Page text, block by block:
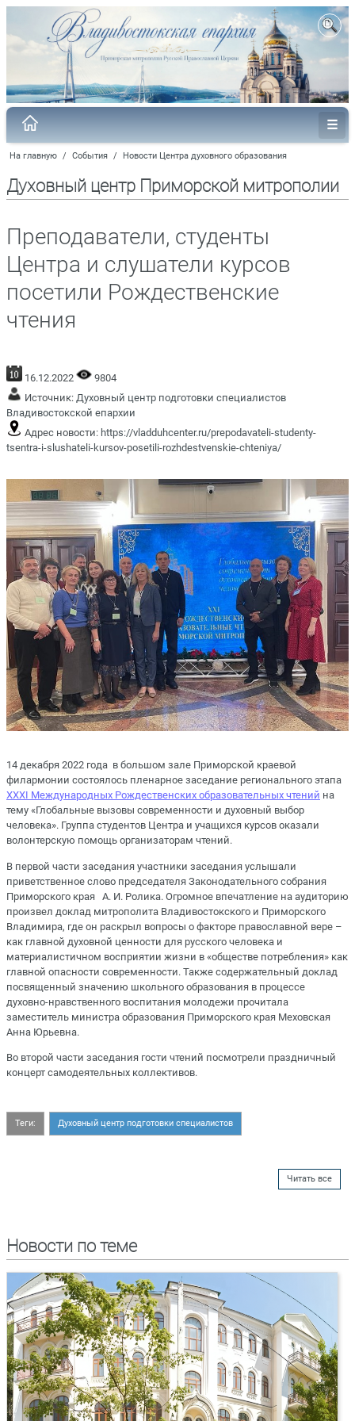
На главную / События / Новости Центра духовного образования
Духовный центр Приморской митрополии
Преподаватели, студенты
Центра и слушатели курсов
посетили Рождественские
чтения
16.12.2022
9804
Источник: Духовный центр подготовки специалистов
Владивостокской епархии
Адрес новости: https://vladduhcenter.ru/prepodavateli-studenty-
tsentra-i-slushateli-kursov-posetili-rozhdestvenskie-chteniya/
14 декабря 2022 года в большом зале Приморской краевой
филармонии состоялось пленарное заседание регионального этапа
XXXI Международных Рождественских образовательных чтений на
тему «Глобальные вызовы современности и духовный выбор
человека». Группа студентов Центра и учащихся курсов оказали
волонтерскую помощь организаторам чтений.
В первой части заседания участники заседания услышали
приветственное слово председателя Законодательного собрания
Приморского края А. И. Ролика. Огромное впечатление на аудиторию
произвел доклад митрополита Владивостокского и Приморского
Владимира, где он раскрыл вопросы о факторе православной вере –
как главной духовной ценности для русского человека и
материалистичном восприятии жизни в «обществе потребления» как
главной опасности современности. Также содержательный доклад
посвященный значению школьного образования в процессе
духовно-нравственного воспитания молодежи прочитала
заместитель министра образования Приморского края Меховская
Анна Юрьевна.
Во второй части заседания гости чтений посмотрели праздничный
концерт самодеятельных коллективов.
Теги: Духовный центр подготовки специалистов
Читать все
Новости по теме